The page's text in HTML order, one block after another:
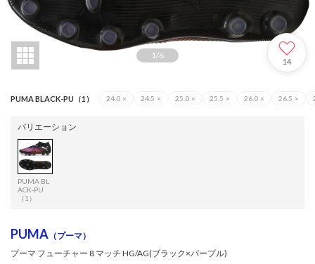
1/6
14
PUMA BLACK-PU（1） 24.0 × 24.5 × 25.0 × 25.5 × 26.0 × 26.5 ×
バリエーション
PUMA BL
ACK-PU
（1）
PUMA （プーマ）
プーマ フューチャー 8 マッチ HG/AG(ブラック×パープル)